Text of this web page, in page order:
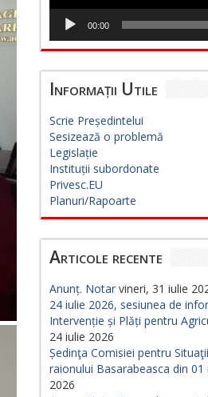
00:00
Informații Utile
Scrie Președintelui
Sesizează o problemă
Legislație
Instituții subordonate
Privesc.EU
Planuri/Rapoarte
Articole recente
Anunț. Notar vineri, 31 iulie
24 iulie 2026, sesiunea de
Intervenție și Plăți pentru
24 iulie 2026
Ședinţa Comisiei pentru
raionului Basarabeasca din 01
2026